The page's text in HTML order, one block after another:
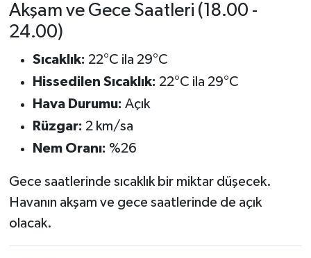
Akşam ve Gece Saatleri (18.00 -
24.00)
Sıcaklık: 22°C ila 29°C
Hissedilen Sıcaklık: 22°C ila 29°C
Hava Durumu: Açık
Rüzgar: 2 km/sa
Nem Oranı: %26
Gece saatlerinde sıcaklık bir miktar düşecek.
Havanın akşam ve gece saatlerinde de açık
olacak.
Türkiye
Yaşam
Yemek Tarifleri